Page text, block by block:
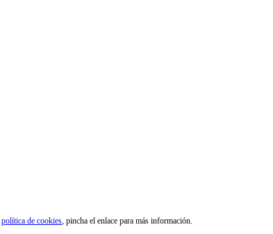
política de cookies, pincha el enlace para más información.